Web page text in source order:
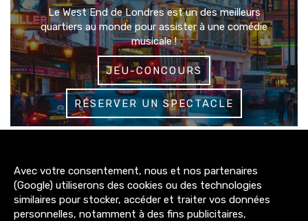
Le West End de Londres est un des meilleurs
quartiers au monde pour assister à une comédie
musicale !
JEU-CONCOURS
RÉSERVER UN SPECTACLE
3200+
abonnés
4300+
Avec votre consentement, nous et nos partenaires
(Google) utiliserons des cookies ou des technologies
similaires pour stocker, accéder et traiter vos données
personnelles, notamment à des fins publicitaires,